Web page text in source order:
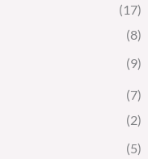
(17)
(8)
(9)
(7)
(2)
(5)